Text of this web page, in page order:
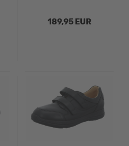
189,95 EUR